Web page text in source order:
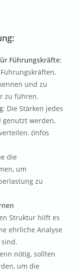
:
Führungskräfte:
und zu
zu führen.
: Die Stärken jedes
genutzt werden,
(Infos
die
um
zu
Struktur hilft es
ehrliche Analyse
nötig, sollten
um die